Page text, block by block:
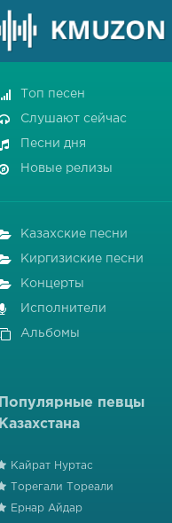
Топ песен
Слушают сейчас
Песни дня
Новые релизы
Казахские песни
Киргизиские песни
Концерты
Исполнители
Альбомы
Популярные певцы
Казахстана
Кайрат Нуртас
Торегали Тореали
Ернар Айдар